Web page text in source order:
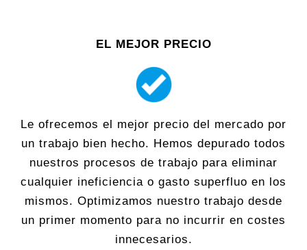
EL MEJOR PRECIO
Le ofrecemos el mejor precio del mercado por
un trabajo bien hecho. Hemos depurado todos
nuestros procesos de trabajo para eliminar
cualquier ineficiencia o gasto superfluo en los
mismos. Optimizamos nuestro trabajo desde
un primer momento para no incurrir en costes
innecesarios.